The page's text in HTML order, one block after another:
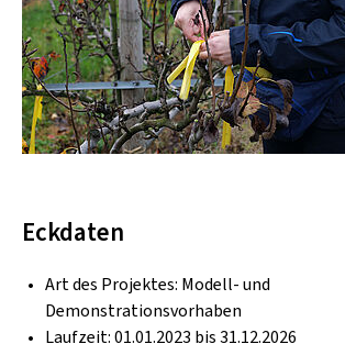
Eckdaten
Art des Projektes: Modell- und
Demonstrationsvorhaben
Laufzeit: 01.01.2023 bis 31.12.2026